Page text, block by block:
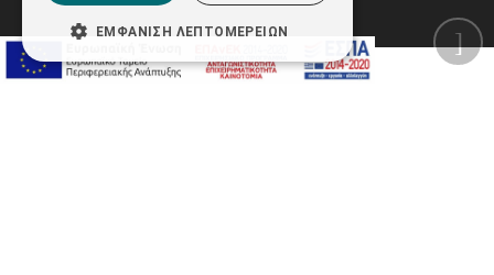
ΕΜΦΆΝΙΣΗ ΛΕΠΤΟΜΕΡΕΙΏΝ